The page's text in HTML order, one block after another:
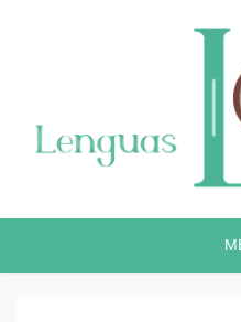
Español en